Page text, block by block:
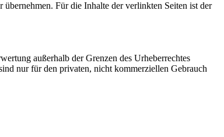
Für die Inhalte der verlinkten Seiten ist der
außerhalb der Grenzen des Urheberrechtes
nur für den privaten, nicht kommerziellen Gebrauch